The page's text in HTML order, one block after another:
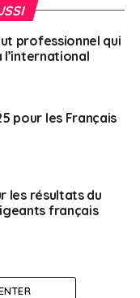
2020
choix d’un
professionnel qui
pour les Français
les résultats du
français